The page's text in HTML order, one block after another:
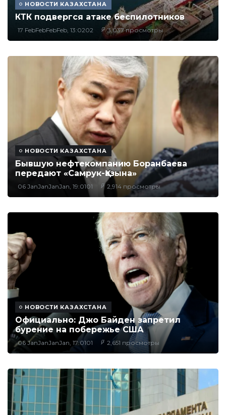
НОВОСТИ КАЗАХСТАНА
КТК подвергся атаке беспилотников
17 FebFebFebFeb, 13:0202 3,037 просмотры
НОВОСТИ КАЗАХСТАНА
Бывшую нефтекомпанию Боранбаева
передают «Самрук-Қазына»
06 JanJanJanJan, 19:0101 2,914 просмотры
НОВОСТИ КАЗАХСТАНА
Официально: Джо Байден запретил
бурение на побережье США
06 JanJanJanJan, 17:0101 2,651 просмотры